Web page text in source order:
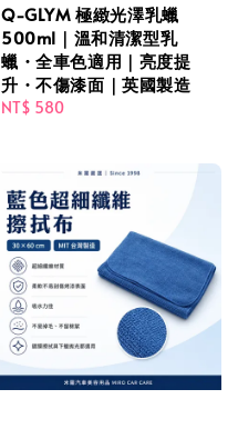
Q-GLYM 極緻光澤乳蠟
500ml｜溫和清潔型乳
蠟・全車色適用｜亮度提
升・不傷漆面｜英國製造
Regular
NT$ 580